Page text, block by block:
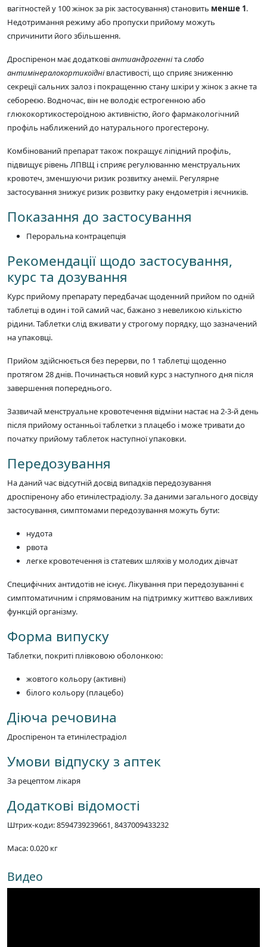
вагітностей у 100 жінок за рік застосування) становить менше 1.
Недотримання режиму або пропуски прийому можуть
спричинити його збільшення.
Дроспіренон має додатковіантиандрогеннітаслабо
антимінералокортикоїднівластивості, що сприяє зниженню
секреції сальних залоз і покращенню стану шкіри у жінок з акне та
себореєю. Водночас, він не володіє естрогенною або
глюкокортикостероїдною активністю, його фармакологічний
профіль наближений до натурального прогестерону.
Комбінований препарат також покращує ліпідний профіль,
підвищує рівень ЛПВЩ і сприяє регулюванню менструальних
кровотеч, зменшуючи ризик розвитку анемії. Регулярне
застосування знижує ризик розвитку раку ендометрія і яєчників.
Показання до застосування
Пероральна контрацепція
Рекомендації щодо застосування,
курс та дозування
Курс прийому препарату передбачає щоденний прийом по одній
таблетці в один і той самий час, бажано з невеликою кількістю
рідини. Таблетки слід вживати у строгому порядку, що зазначений
на упаковці.
Прийом здійснюється без перерви, по 1 таблетці щоденно
протягом 28 днів. Починається новий курс з наступного дня після
завершення попереднього.
Зазвичай менструальне кровотечення відміни настає на 2-3-й день
після прийому останньої таблетки з плацебо і може тривати до
початку прийому таблеток наступної упаковки.
Передозування
На даний час відсутній досвід випадків передозування
дроспіренону або етинілестрадіолу. За даними загального досвіду
застосування, симптомами передозування можуть бути:
нудота
рвота
легке кровотечення із статевих шляхів у молодих дівчат
Специфічних антидотів не існує. Лікування при передозуванні є
симптоматичним і спрямованим на підтримку життєво важливих
функцій організму.
Форма випуску
Таблетки, покриті плівковою оболонкою:
жовтого кольору (активні)
білого кольору (плацебо)
Діюча речовина
Дроспіренон та етинілестрадіол
Умови відпуску з аптек
За рецептом лікаря
Додаткові відомості
Штрих-коди: 8594739239661, 8437009433232
Маса: 0.020 кг
Видео